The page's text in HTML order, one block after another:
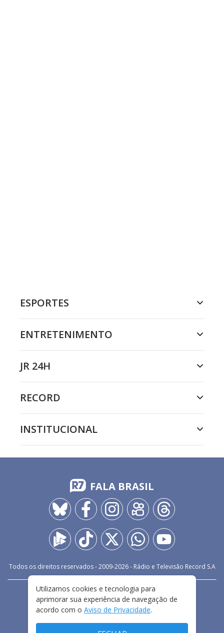
ESPORTES
ENTRETENIMENTO
JR 24H
RECORD
INSTITUCIONAL
FALA BRASIL
Todos os direitos reservados - 2009-2026- Rádio e Televisão Record S.A
FALE CONOSCO
PRIVACIDADE
TERMOS E CONDIÇÕES DE USO
Utilizamos cookies e tecnologia para
aprimorar sua experiência de navegação de
acordo com o Aviso de Privacidade.